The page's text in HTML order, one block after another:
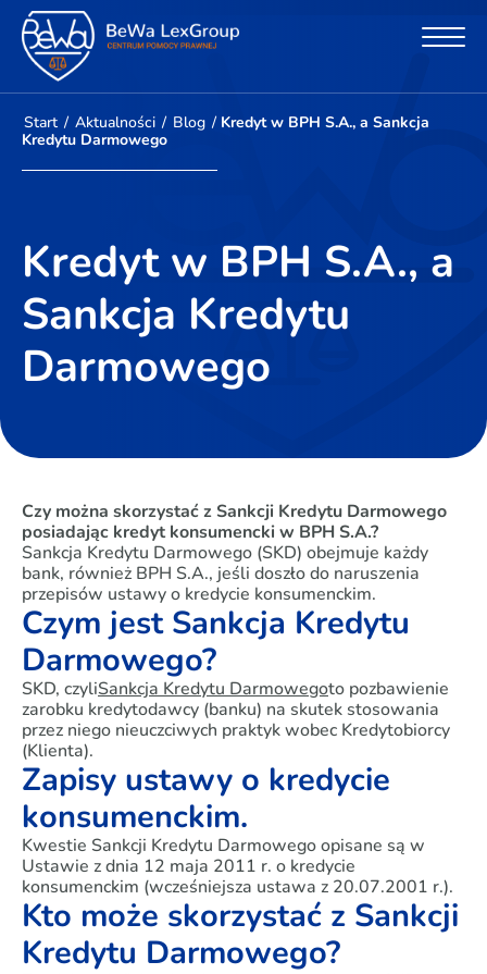
Start / Aktualności / Blog / Kredyt w BPH S.A., a Sankcja
Kredytu Darmowego
Kredyt w BPH S.A., a
Sankcja Kredytu
Darmowego
Czy można skorzystać z Sankcji Kredytu Darmowego
posiadając kredyt konsumencki w BPH S.A.?
Sankcja Kredytu Darmowego (SKD) obejmuje każdy
bank, również BPH S.A., jeśli doszło do naruszenia
przepisów ustawy o kredycie konsumenckim.
Czym jest Sankcja Kredytu
Darmowego?
SKD, czyliSankcja Kredytu Darmowegoto pozbawienie
zarobku kredytodawcy (banku) na skutek stosowania
przez niego nieuczciwych praktyk wobec Kredytobiorcy
(Klienta).
Zapisy ustawy o kredycie
konsumenckim.
Kwestie Sankcji Kredytu Darmowego opisane są w
Ustawie z dnia 12 maja 2011 r. o kredycie
konsumenckim (wcześniejsza ustawa z 20.07.2001 r.).
Kto może skorzystać z Sankcji
Kredytu Darmowego?